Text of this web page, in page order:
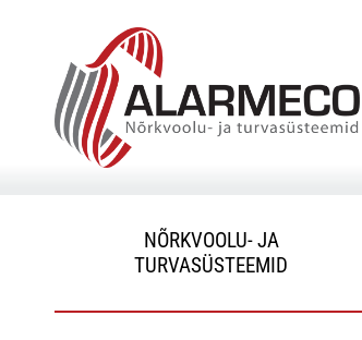
NÕRKVOOLU- JA
TURVASÜSTEEMID